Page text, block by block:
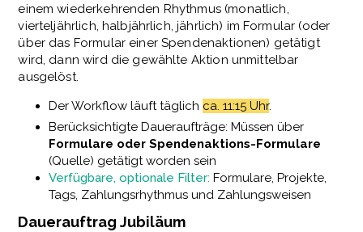
einem wiederkehrenden Rhythmus (monatlich,
vierteljährlich, halbjährlich, jährlich) im Formular (oder
über das Formular einer Spendenaktionen) getätigt
wird, dann wird die gewählte Aktion unmittelbar
ausgelöst.
Der Workflow läuft täglich ca. 11:15 Uhr.
Berücksichtigte Daueraufträge: Müssen über
Formulare oder Spendenaktions-Formulare
(Quelle) getätigt worden sein
Verfügbare, optionale Filter: Formulare, Projekte,
Tags, Zahlungsrhythmus und Zahlungsweisen
Dauerauftrag Jubiläum